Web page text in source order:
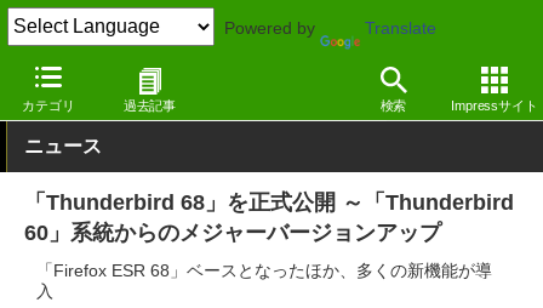
Powered by Translate
カテゴリ 過去記事 検索 Impressサイト
窓の杜 インターネット
ニュース
「Thunderbird 68」を正式公開 ～「Thunderbird
60」系統からのメジャーバージョンアップ
「Firefox ESR 68」ベースとなったほか、多くの新機能が導
入